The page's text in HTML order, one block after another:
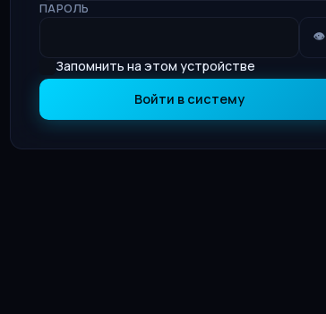
ПАРОЛЬ
👁
Запомнить на этом устройстве
Войти в систему